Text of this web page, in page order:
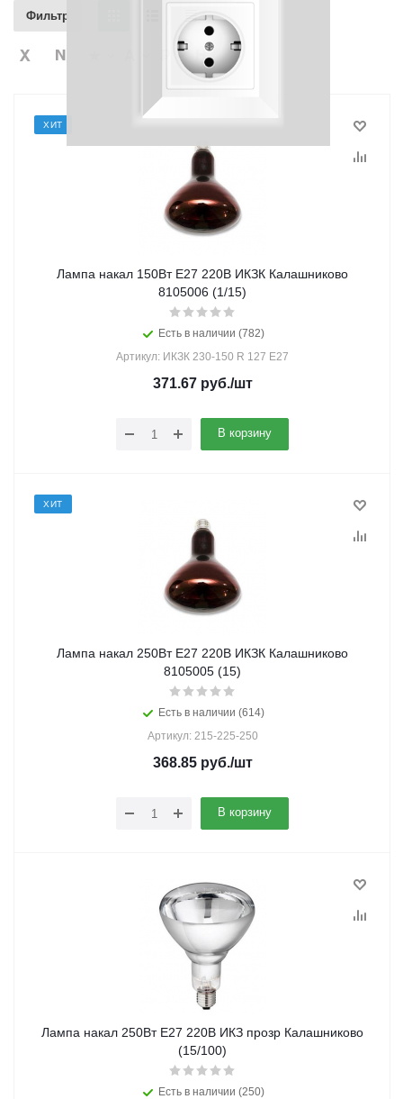
Фильтр
ХИТ
Лампа накал 150Вт Е27 220В ИКЗК Калашниково
8105006 (1/15)
Есть в наличии (782)
Артикул: ИКЗК 230-150 R 127 Е27
371.67руб./шт
В корзину
ХИТ
Лампа накал 250Вт E27 220В ИКЗК Калашниково
8105005 (15)
Есть в наличии (614)
Артикул: 215-225-250
368.85руб./шт
В корзину
Лампа накал 250Вт E27 220В ИКЗ прозр Калашниково
(15/100)
Есть в наличии (250)